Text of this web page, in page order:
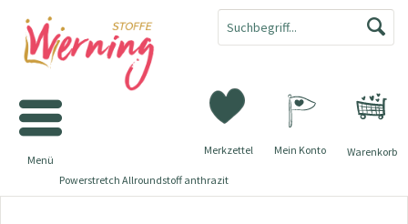
Warenkorb
Merkzettel Mein Konto
Menü
Powerstretch Allroundstoff anthrazit